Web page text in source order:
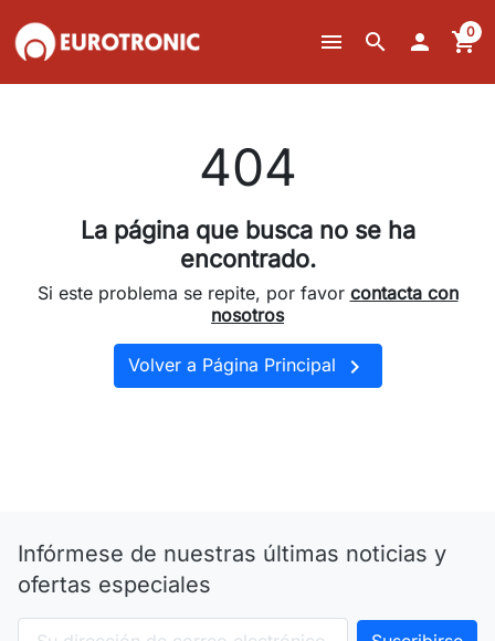
menu search  shopping_cart
0
404
La página que busca no se ha
encontrado.
Si este problema se repite, por favor contacta con
nosotros
Volver a Página Principal 
Infórmese de nuestras últimas noticias y
ofertas especiales